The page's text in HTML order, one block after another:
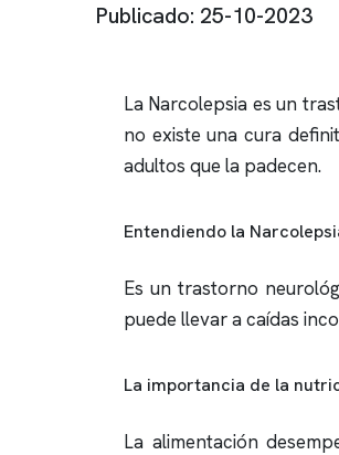
Publicado: 25-10-2023
La Narcolepsia es un
no existe una cura
adultos que la padecen.
Entendiendo la
Es un trastorno
puede llevar a caídas
La importancia de la
La alimentación